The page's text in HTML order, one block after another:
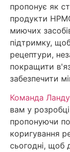
пропонує як
продукти
миючих
підтримку,
рецептури,
покращити
забезпечити
Команда Ланду
вам у
пропонуючи
коригування
сьогодні, щоб